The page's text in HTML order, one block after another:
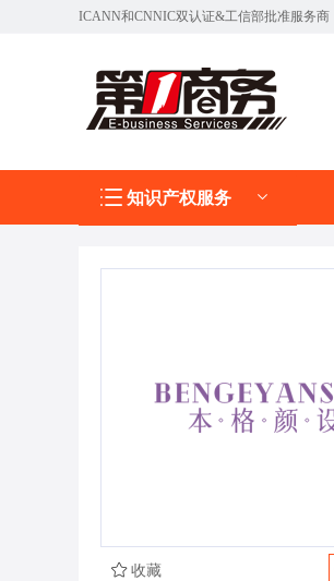
ICANN和CNNIC双认证&工信部批准服务商
知识产权服务
收藏